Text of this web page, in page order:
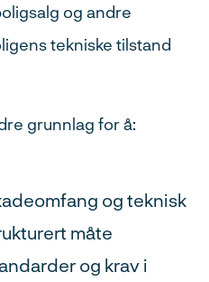
og andre
tekniske tilstand
grunnlag for å:
og teknisk
måte
og krav i